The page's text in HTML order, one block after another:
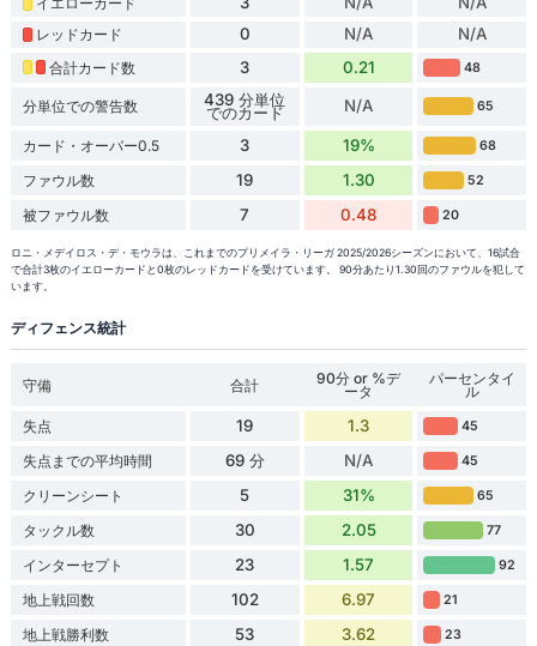
レッドカード 0 N/A N/A
合計カード数 3 0.21 48
分単位での警告数 439 分単位
でのカード N/A 65
カード・オーバー0.5 3 19% 68
ファウル数 19 1.30 52
被ファウル数 7 0.48 20
ロニ・メデイロス・デ・モウラは、これまでのプリメイラ・リーガ 2025/2026シーズンにおいて、16試合
で合計3枚のイエローカードと0枚のレッドカードを受けています。 90分あたり1.30回のファウルを犯して
います。
ディフェンス統計
守備 合計 90分 or %デ
ータ
パーセンタイ
ル
失点
19 1.3 45
失点までの平均時間 69 分 N/A 45
クリーンシート 5 31% 65
タックル数 30 2.05 77
インターセプト 23 1.57 92
地上戦回数 102 6.97 21
地上戦勝利数 53 3.62 23